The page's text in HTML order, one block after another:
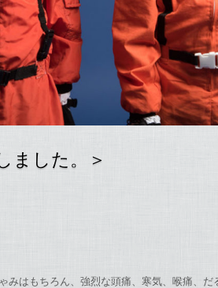
ました。＞
はもちろん、強烈な頭痛、寒気、喉痛、だ